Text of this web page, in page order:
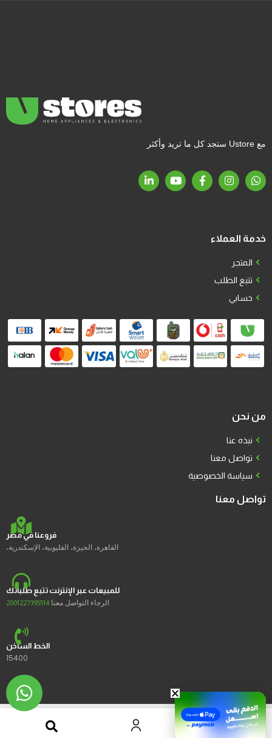
مع Ustore ستجد كل ما تريد وأكثر
خدمة العملاء
المتجر
تتبع الطلب
حسابي
من نحن
نبذه عنا
تواصل معنا
سياسة الخصوصية
تواصل معنا
فروعنا في مصر
القاهرة، الجيزة، القليوبية، الإسكندرية،
للمبيعات عبر الإنترنت تتبع طلباتك
الرجاء التواصل معنا 2001227395514
الخط الساخن
15400
2023 © Ustores جميع الحقوق محفوظة